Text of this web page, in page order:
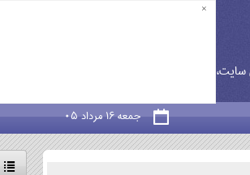
برنامه نویسی، علم، تکنولوژی، پزشکی، آرایشی و
جمعه ۱۶ مرداد ۰۵
×